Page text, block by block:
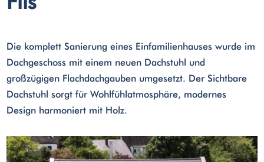
Die komplett Sanierung eines Einfamilienhauses wurde im
Dachgeschoss mit einem neuen Dachstuhl und
großzügigen Flachdachgauben umgesetzt. Der Sichtbare
Dachstuhl sorgt für Wohlfühlatmosphäre, modernes
Design harmoniert mit Holz.